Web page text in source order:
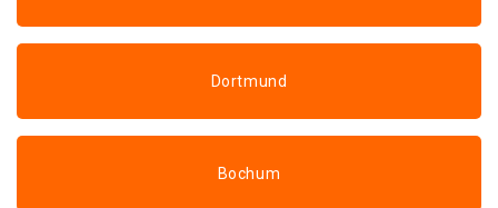
Dortmund
Bochum